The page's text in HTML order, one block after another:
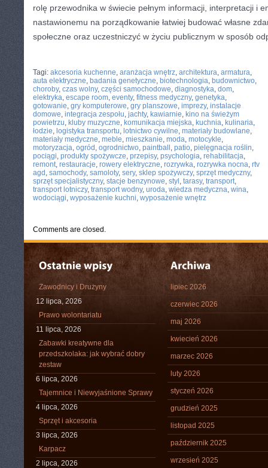
rolę przewodnika w świecie pełnym informacji, interpretacji i
nastawionemu na porządkowanie łatwiej budować własne
społeczne oraz uczestniczyć w życiu publicznym w sposób
Tagi: akcesoria kuchenne, aranżacja wnętrz, architektura, armatura,
auta elektryczne, badania genetyczne, biotechnologia, budownictwo,
choroby, czas wolny, części samochodowe, diagnostyka, dom,
elektryka, escape room, eventy, fitness medyczny, genetyka,
gotowanie, gry komputerowe, gry planszowe, imprezy, instalacje
domowe, integracja zespołu, jachty, kawiarnie, kino na świeżym
powietrzu, kluby muzyczne, komunikacja miejska, kuchnia, kulinaria,
łodzie, logistyka transportu, lotnictwo cywilne, materiały budowlane,
materiały medyczne, meble, mieszkanie, moda, motocykle,
motoryzacja, ogród , ogrodnictwo, paintball , patio, pielęgnacja roślin,
pociągi, produkty spożywcze, przepisy, psychologia, rehabilitacja,
remont, restauracje, rowery elektryczne, rozrywka, rozrywka nocna, rtv
agd , samochody, samoloty, sery, sklep spożywczy, sprzęt medyczny,
sprzęt specjalistyczny, stacje benzynowe, styl , tarasy, transport,
transport lotniczy, transport wodny, uroda, wiedza medyczna, wina,
wodociągi, wyposażenie kuchni, wyposażenie wnętrz
Comments are closed.
Zawodnicy i Drużyny
12 lipca, 2026
Prawo wolontariatu
11 lipca, 2026
Zabawki kreatywne dla
przedszkolaka: jak wybrać dobry
zestaw
6 lipca, 2026
Tajemnice i Niewyjaśnione Sprawy
4 lipca, 2026
Sprzęt i akcesoria
3 lipca, 2026
Karpacz
2 lipca, 2026
lipiec 2026
czerwiec 2026
maj 2026
kwiecień 2026
marzec 2026
luty 2026
styczeń 2026
grudzień 2025
listopad 2025
październik 2025
wrzesień 2025